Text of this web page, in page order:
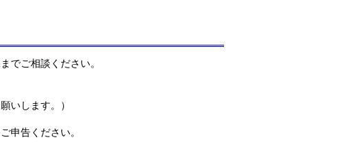
でご相談ください。
いします。）
申告ください。